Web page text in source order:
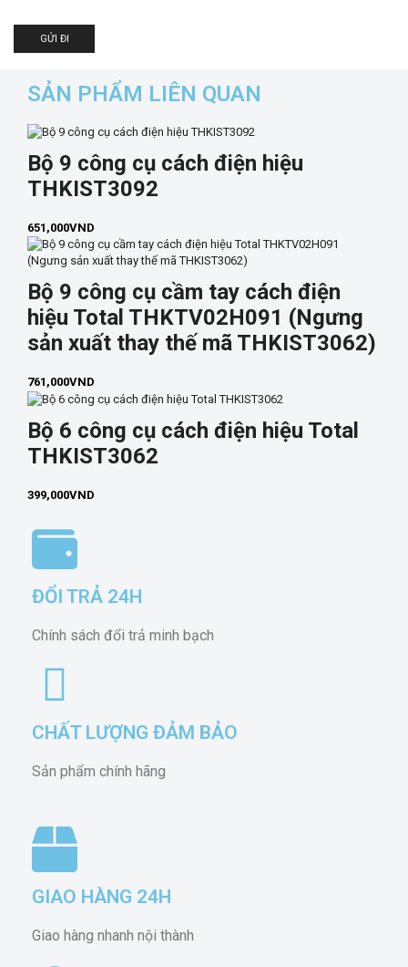
SẢN PHẨM LIÊN QUAN
Bộ 9 công cụ cách điện hiệu
THKIST3092
651,000VND
Bộ 9 công cụ cầm tay cách điện
hiệu Total THKTV02H091 (Ngưng
sản xuất thay thế mã THKIST3062)
761,000VND
Bộ 6 công cụ cách điện hiệu Total
THKIST3062
399,000VND
ĐỔI TRẢ 24H
Chính sách đổi trả minh bạch
CHẤT LƯỢNG ĐẢM BẢO
Sản phẩm chính hãng
GIAO HÀNG 24H
Giao hàng nhanh nội thành